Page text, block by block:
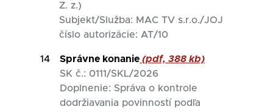
Z. z.)
Subjekt/Služba: MAC TV s.r.o./JOJ
číslo autorizácie: AT/10
14 Správne konanie (pdf, 388 kb)
SK č.: 0111/SKL/2026
Doplnenie: Správa o kontrole
dodržiavania povinností podľa